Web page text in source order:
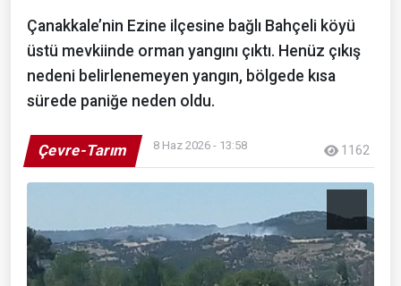
Çanakkale’nin Ezine ilçesine bağlı Bahçeli köyü
üstü mevkiinde orman yangını çıktı. Henüz çıkış
nedeni belirlenemeyen yangın, bölgede kısa
sürede paniğe neden oldu.
Çevre-Tarım 8 Haz 2026 - 13:58 1162